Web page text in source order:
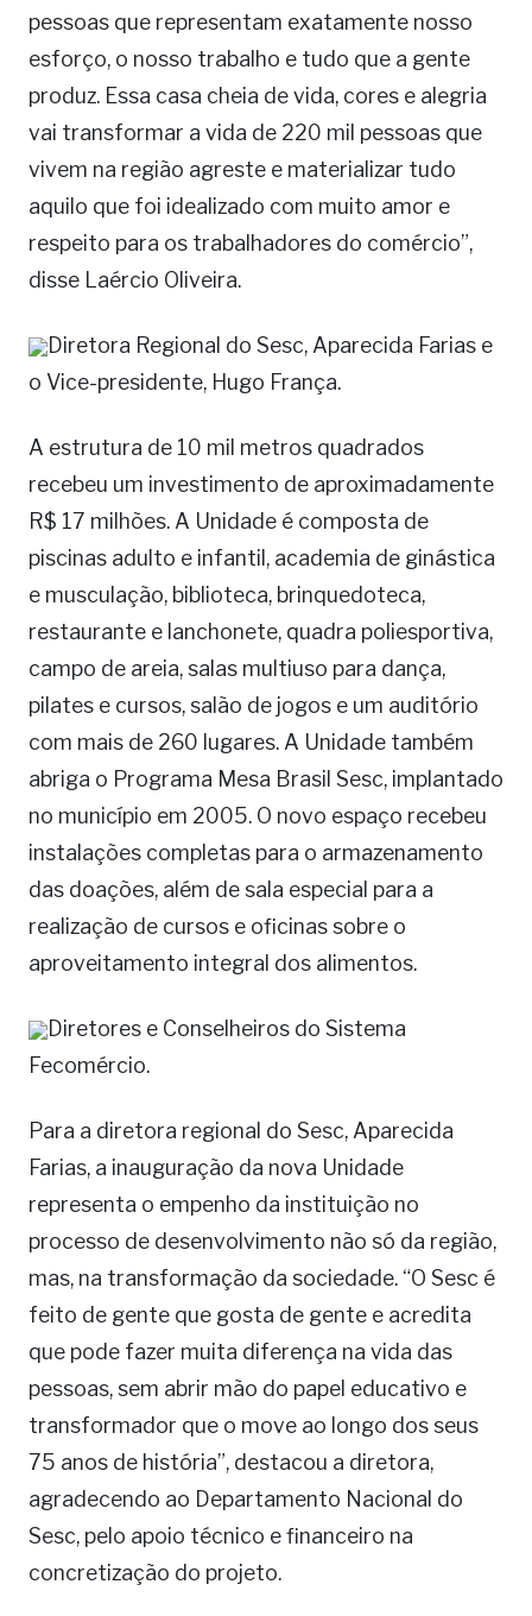
pessoas que representam exatamente nosso
esforço, o nosso trabalho e tudo que a gente
produz. Essa casa cheia de vida, cores e alegria
vai transformar a vida de 220 mil pessoas que
vivem na região agreste e materializar tudo
aquilo que foi idealizado com muito amor e
respeito para os trabalhadores do comércio”,
disse Laércio Oliveira.
Diretora Regional do Sesc, Aparecida Farias e
o Vice-presidente, Hugo França.
A estrutura de 10 mil metros quadrados
recebeu um investimento de aproximadamente
R$ 17 milhões. A Unidade é composta de
piscinas adulto e infantil, academia de ginástica
e musculação, biblioteca, brinquedoteca,
restaurante e lanchonete, quadra poliesportiva,
campo de areia, salas multiuso para dança,
pilates e cursos, salão de jogos e um auditório
com mais de 260 lugares. A Unidade também
abriga o Programa Mesa Brasil Sesc, implantado
no município em 2005. O novo espaço recebeu
instalações completas para o armazenamento
das doações, além de sala especial para a
realização de cursos e oficinas sobre o
aproveitamento integral dos alimentos.
Diretores e Conselheiros do Sistema
Fecomércio.
Para a diretora regional do Sesc, Aparecida
Farias, a inauguração da nova Unidade
representa o empenho da instituição no
processo de desenvolvimento não só da região,
mas, na transformação da sociedade. “O Sesc é
feito de gente que gosta de gente e acredita
que pode fazer muita diferença na vida das
pessoas, sem abrir mão do papel educativo e
transformador que o move ao longo dos seus
75 anos de história”, destacou a diretora,
agradecendo ao Departamento Nacional do
Sesc, pelo apoio técnico e financeiro na
concretização do projeto.